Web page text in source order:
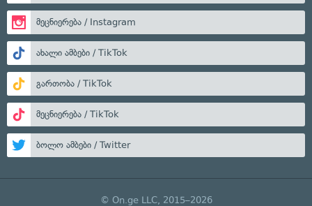
მეცნიერება / Instagram
ახალი ამბები / TikTok
გართობა / TikTok
მეცნიერება / TikTok
ბოლო ამბები / Twitter
© On.ge LLC, 2015–2026